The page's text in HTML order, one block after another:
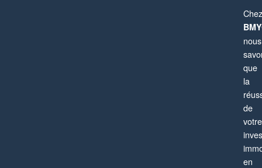
Chez
nous
que
la
de
votre
en